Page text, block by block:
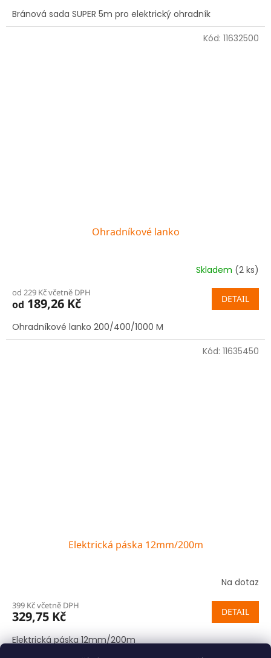
Bránová sada SUPER 5m pro elektrický ohradník
Ohradníkové lanko
Skladem (2 ks)
od 229 Kč včetně DPH
od 189,26 Kč DETAIL
Ohradníkové lanko 200/400/1000 M
Kód: 11632500
Elektrická páska 12mm/200m
Na dotaz
399 Kč včetně DPH
329,75 Kč DETAIL
Elektrická páska 12mm/200m
Kód: 11635450